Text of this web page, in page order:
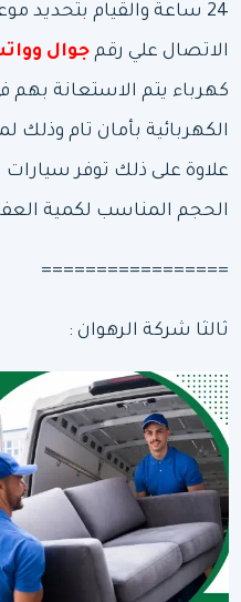
24 ساعة والقيام بتحديد
الاتصال علي رقم جوال
كهرباء يتم الاستعانة
الكهربائية بأمان تام
علاوة على ذلك توفر
الحجم المناسب لكمية
=================
ثالثا شركة الرهوان :